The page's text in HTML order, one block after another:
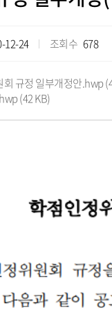
12-24 조회수 678
규정 일부개정안.hwp
(42 KB)